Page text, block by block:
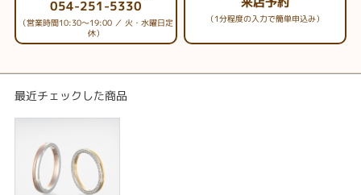
054-251-5330
（営業時間10:30～19:00 ／ 火・水曜日定
休）
（1分程度の入力で簡単申込み）
最近チェックした商品